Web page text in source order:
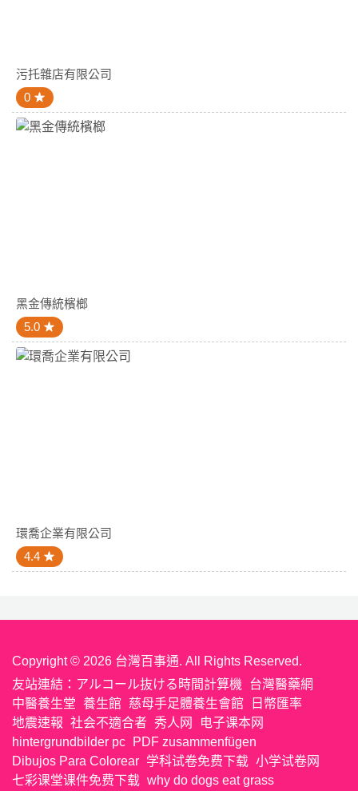
污托雜店有限公司
0
黑金傳統檳榔
5.0
環喬企業有限公司
4.4
Copyright © 2026 台灣百事通. All Rights Reserved.
友站連結： アルコール抜ける時間計算機
台灣醫藥網
中醫養生堂 養生館 慈母手足體養生會館
日幣匯率
地震速報 社会不適合者 秀人网
电子课本网
hintergrundbilder pc
PDF zusammenfügen
Dibujos Para Colorear 学科试卷免费下载 小学试卷网
七彩课堂课件免费下载 why do dogs eat grass